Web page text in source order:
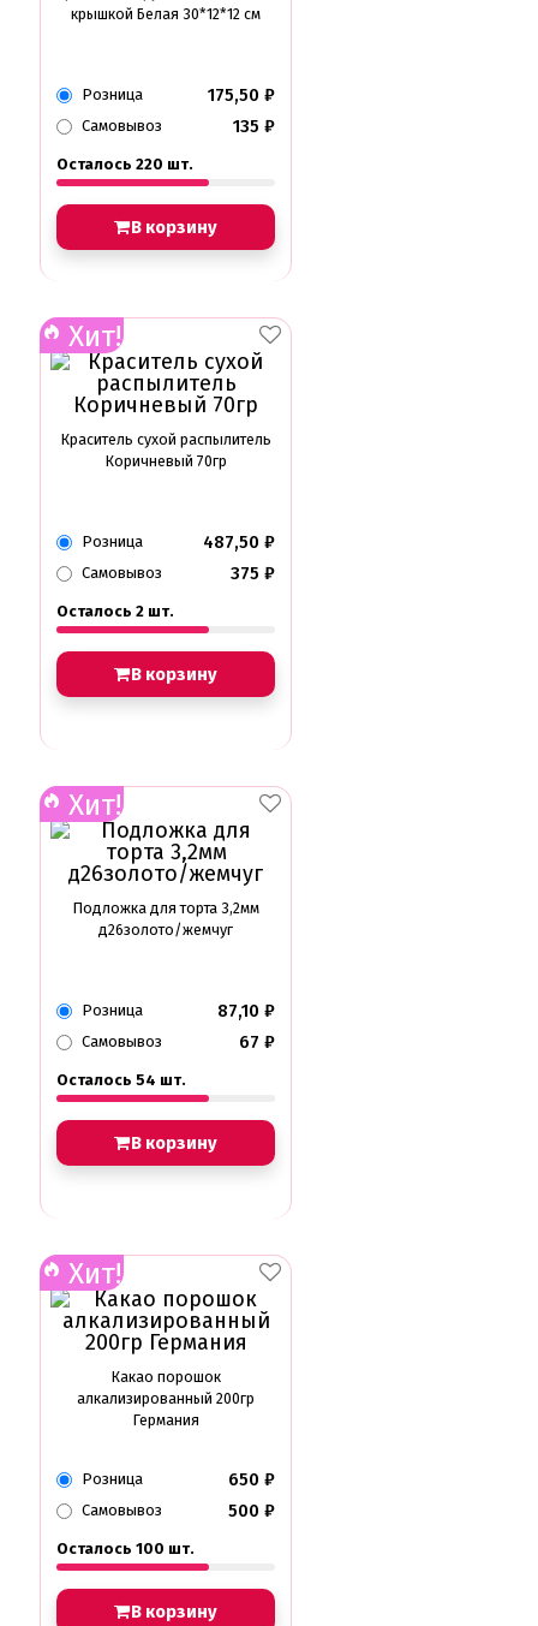
крышкой Белая 30*12*12 см
Розница 175,50 ₽
Самовывоз 135 ₽
Осталось 220 шт.
В корзину
Хит!
Краситель сухой распылитель
Коричневый 70гр
Розница 487,50 ₽
Самовывоз 375 ₽
Осталось 2 шт.
В корзину
Хит!
Подложка для торта 3,2мм
д26золото/жемчуг
Розница 87,10 ₽
Самовывоз 67 ₽
Осталось 54 шт.
В корзину
Хит!
Какао порошок
алкализированный 200гр
Германия
Розница 650 ₽
Самовывоз 500 ₽
Осталось 100 шт.
В корзину